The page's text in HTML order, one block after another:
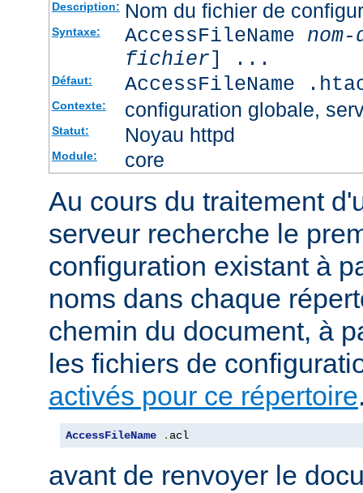
Description: Nom du fichier de
Syntaxe: AccessFileName
fichier] ...
Défaut: AccessFileName
Contexte: configuration globale,
Statut: Noyau httpd
Module: core
Au cours du traitement
serveur recherche le
configuration existant à
noms dans chaque
chemin du document, à
les fichiers de
activés pour ce répertoire
AccessFileName . acl
avant de renvoyer le